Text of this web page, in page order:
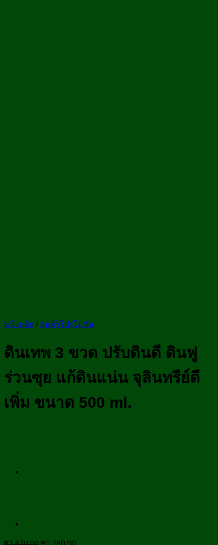
หน้าหลัก / สินค้าโปรโมชั่น
ดินเทพ 3 ขวด ปรับดินดี ดินฟู
ร่วนซุย แก้ดินแน่น จุลินทรีย์ดี
เพิ่ม ขนาด 500 ml.
Original